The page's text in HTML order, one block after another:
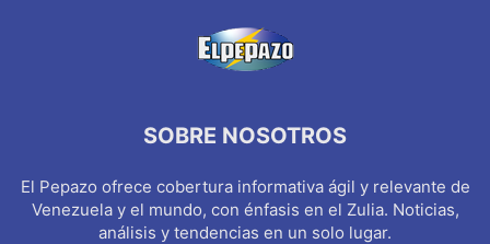
SOBRE NOSOTROS
El Pepazo ofrece cobertura informativa ágil y relevante de
Venezuela y el mundo, con énfasis en el Zulia. Noticias,
análisis y tendencias en un solo lugar.